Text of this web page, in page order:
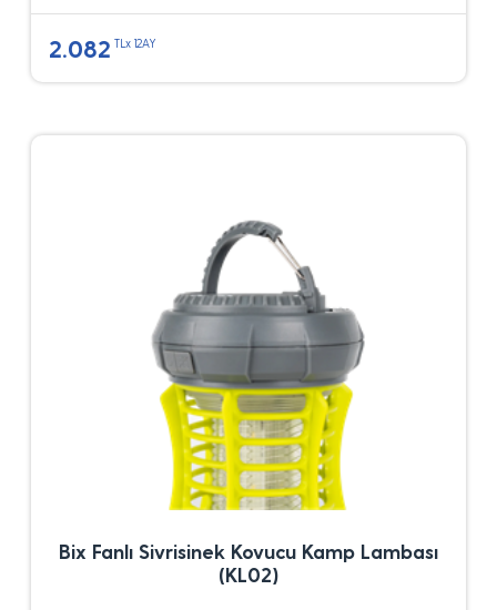
2.082 TLx 12AY
Bix Fanlı Sivrisinek Kovucu Kamp Lambası
(KL02)